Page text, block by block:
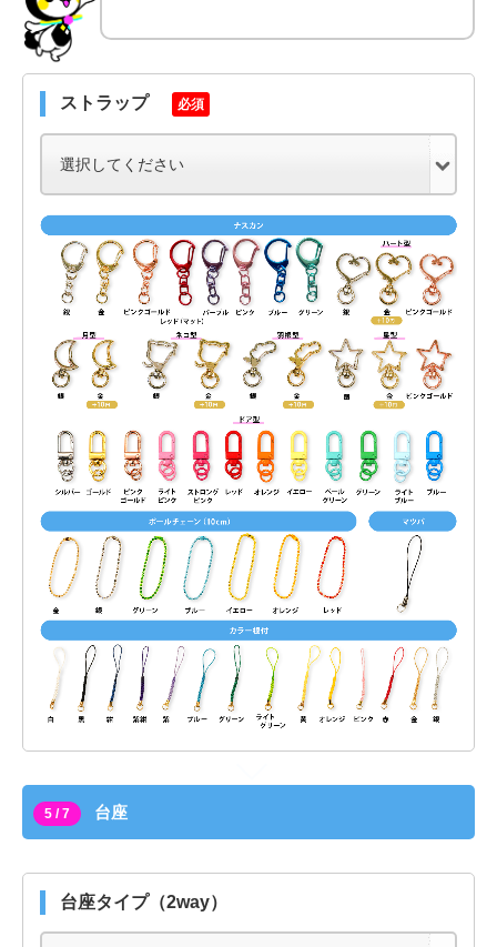
ストラップ 必須
5 / 7 台座
台座タイプ（2way）